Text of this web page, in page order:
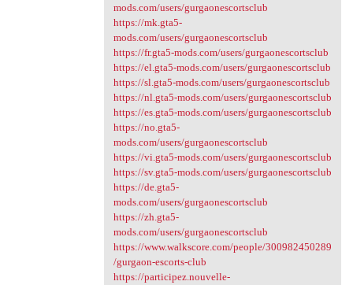
mods.com/users/gurgaonescortsclub
https://mk.gta5-
mods.com/users/gurgaonescortsclub
https://fr.gta5-mods.com/users/gurgaonescortsclub
https://el.gta5-mods.com/users/gurgaonescortsclub
https://sl.gta5-mods.com/users/gurgaonescortsclub
https://nl.gta5-mods.com/users/gurgaonescortsclub
https://es.gta5-mods.com/users/gurgaonescortsclub
https://no.gta5-
mods.com/users/gurgaonescortsclub
https://vi.gta5-mods.com/users/gurgaonescortsclub
https://sv.gta5-mods.com/users/gurgaonescortsclub
https://de.gta5-
mods.com/users/gurgaonescortsclub
https://zh.gta5-
mods.com/users/gurgaonescortsclub
https://www.walkscore.com/people/300982450289
/gurgaon-escorts-club
https://participez.nouvelle-